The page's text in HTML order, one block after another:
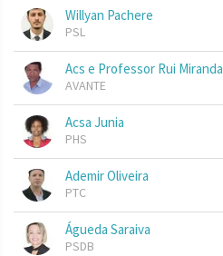
Willyan Pachere
PSL
Acs e Professor Rui Miranda
AVANTE
Acsa Junia
PHS
Ademir Oliveira
PTC
Águeda Saraiva
PSDB